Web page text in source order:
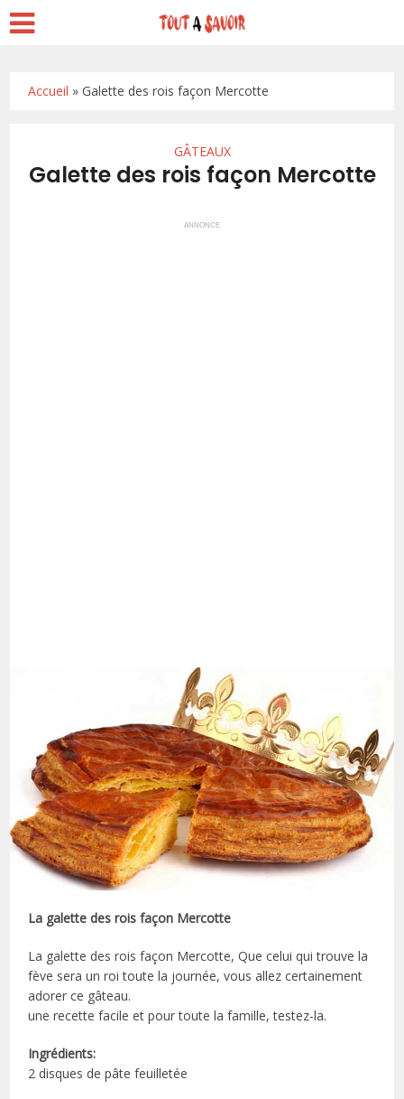
Accueil »Galette des rois façon Mercotte
GÂTEAUX
Galette des rois façon Mercotte
ANNONCE
La galette des rois façon Mercotte
La galette des rois façon Mercotte, Que celui qui trouve la
fève sera un roi toute la journée, vous allez certainement
adorer ce gâteau.
une recette facile et pour toute la famille, testez-la.
Ingrédients:
2 disques de pâte feuilletée